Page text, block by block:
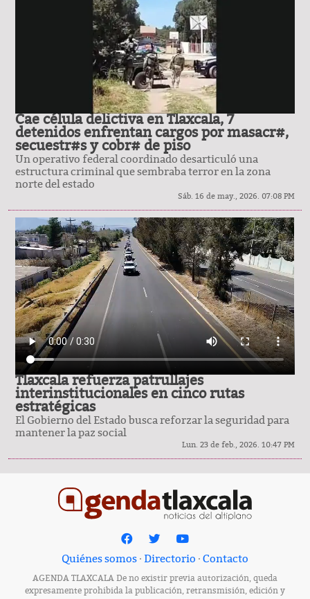
Cae célula delictiva en Tlaxcala, 7
detenidos enfrentan cargos por masacr#,
secuestr#s y cobr# de piso
Un operativo federal coordinado desarticuló una
estructura criminal que sembraba terror en la zona
norte del estado
Sáb. 16 de may., 2026. 07:08 PM
Tlaxcala refuerza patrullajes
interinstitucionales en cinco rutas
estratégicas
El Gobierno del Estado busca reforzar la seguridad para
mantener la paz social
Lun. 23 de feb., 2026. 10:47 PM
Quiénes somos · Directorio · Contacto
AGENDA TLAXCALA De no existir previa autorización, queda
expresamente prohibida la publicación, retransmisión, edición y